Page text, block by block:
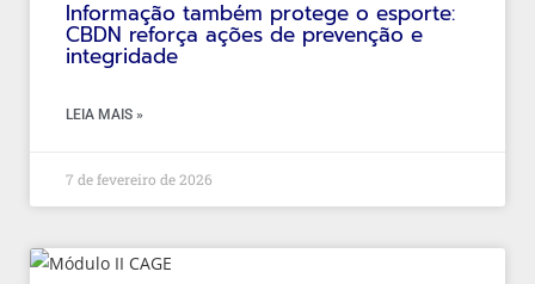
Informação também protege o esporte:
CBDN reforça ações de prevenção e
integridade
LEIA MAIS »
7 de fevereiro de 2026